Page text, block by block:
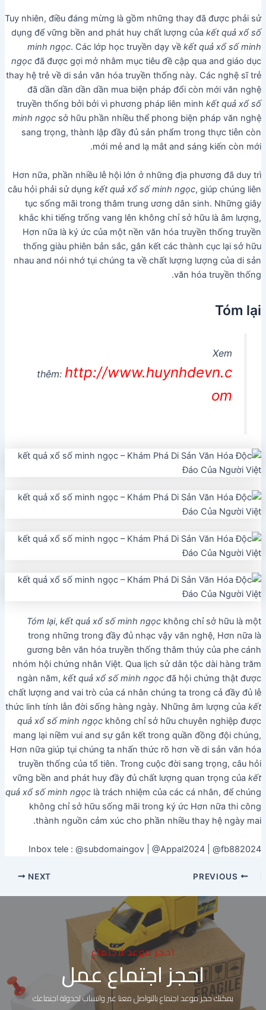
Tuy nhiên, điều đáng mừng là gồm những thay đã được phải sử
dụng để vững bền and phát huy chất lượng củakết quả xổ số
minh ngọc. Các lớp học truyền dạy vềkết quả xổ số minh
ngọc đã được gợi mở nhằm mục tiêu đề cập qua and giáo dục
thay hệ trẻ về di sản văn hóa truyền thống này. Các nghệ sĩ trẻ
đã dần dần dần dần mua biện pháp đổi còn mới văn nghệ
truyền thống bởi bởi vì phương pháp liên minhkết quả xổ số
minh ngọc sở hữu phần nhiều thể phong biện pháp văn nghệ
sang trọng, thành lập đầy đủ sản phẩm trong thực tiễn còn
mới mẻ and lạ mắt and sáng kiến còn mới.
Hơn nữa, phần nhiều lễ hội lớn ở những địa phương đã duy trì
câu hỏi phải sử dụngkết quả xổ số minh ngọc, giúp chúng liên
tục sống mãi trong thâm trung ương dân sinh. Những giây
khắc khi tiếng trống vang lên không chỉ sở hữu là âm lượng,
Hơn nữa là ký ức của một nền văn hóa truyền thống truyền
thống giàu phiên bản sắc, gắn kết các thành cục lại sở hữu
nhau and nói nhớ tụi chúng ta về chất lượng lượng của di sản
văn hóa truyền thống.
Tóm lại
Xem
thêm:http://www.huynhdevn.c
om
Tóm lại,kết quả xổ số minh ngọc không chỉ sở hữu là một
trong những trong đầy đủ nhạc vậy văn nghệ, Hơn nữa là
gương bên văn hóa truyền thống thâm thúy của phe cánh
nhóm hội chứng nhân Việt. Qua lịch sử dân tộc dài hàng trăm
ngàn năm,kết quả xổ số minh ngọc đã hội chứng thật được
chất lượng and vai trò của cá nhân chúng ta trong cả đầy đủ lễ
thức linh tính lẫn đời sống hàng ngày. Những âm lượng củakết
quả xổ số minh ngọc không chỉ sở hữu chuyên nghiệp được
mang lại niềm vui and sự gắn kết trong quần đồng đội chúng,
Hơn nữa giúp tụi chúng ta nhấn thức rõ hơn về di sản văn hóa
truyền thống của tổ tiên. Trong cuộc đời sang trọng, câu hỏi
vững bền and phát huy đầy đủ chất lượng quan trọng củakết
quả xổ số minh ngọc là trách nhiệm của các cá nhân, để chúng
không chỉ sở hữu sống mãi trong ký ức Hơn nữa thi công
thành nguồn cảm xúc cho phần nhiều thay hệ ngày mai.
Inbox tele : @subdomaingov | @Appal2024 | @fb882024
NEXT
احجز موعد لاجتماع
احجز اجتماع عمل
يمكنك حجز موعد اجتماع بالتواصل معنا عبر واتساب لجدولة اجتماعك